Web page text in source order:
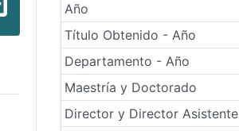
Año
Título Obtenido - Año
Departamento - Año
Maestría y Doctorado
Director y Director Asistente